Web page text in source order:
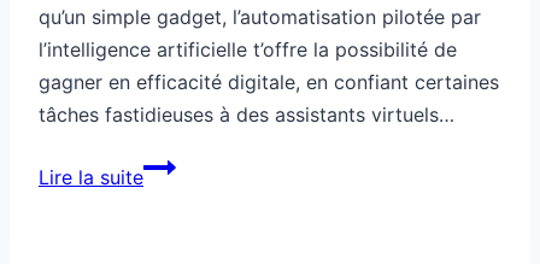
qu’un simple gadget, l’automatisation pilotée par
l’intelligence artificielle t’offre la possibilité de
gagner en efficacité digitale, en confiant certaines
tâches fastidieuses à des assistants virtuels…
Lire la suiteTech